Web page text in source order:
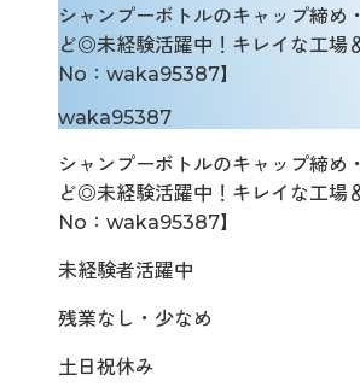
シャンプーボトルのキャップ締め
ど◎未経験活躍中！キレイな工場
No：waka95387】
waka95387
シャンプーボトルのキャップ締め
ど◎未経験活躍中！キレイな工場
No：waka95387】
未経験者活躍中
残業なし・少なめ
土日祝休み